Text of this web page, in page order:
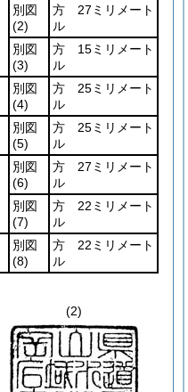
別図
(2)
方 27ミリメート
ル
別図
(3)
方 15ミリメート
ル
別図
(4)
方 25ミリメート
ル
別図
(5)
方 25ミリメート
ル
別図
(6)
方 27ミリメート
ル
別図
(7)
方 22ミリメート
ル
別図
(8)
方 22ミリメート
ル
(2)